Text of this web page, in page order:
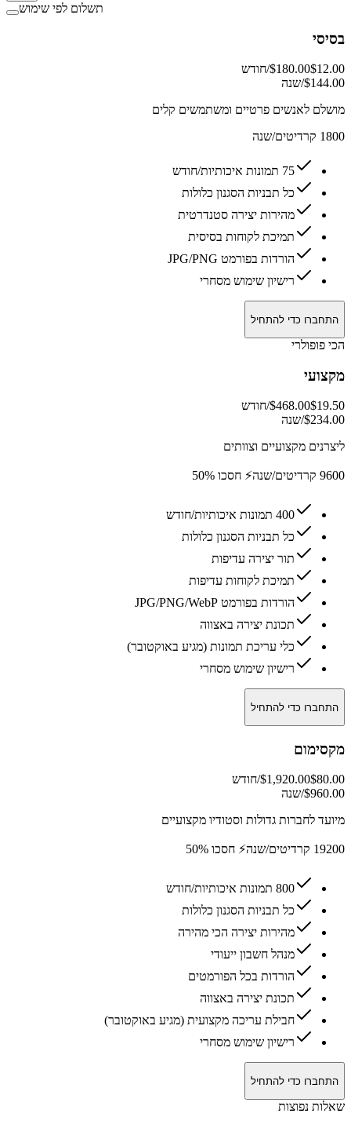
תשלום לפי שימוש
בסיסי
$180.00$12.00
/חודש
$144.00/שנה
מושלם לאנשים פרטיים ומשתמשים קלים
1800 קרדיטים/שנה
75 תמונות איכותיות/חודש
כל תבניות הסגנון כלולות
מהירות יצירה סטנדרטית
תמיכת לקוחות בסיסית
הורדות בפורמט JPG/PNG
רישיון שימוש מסחרי
התחברו כדי להתחיל
הכי פופולרי
מקצועי
$468.00$19.50
/חודש
$234.00/שנה
ליצרנים מקצועיים וצוותים
9600 קרדיטים/שנה ⚡ חסכו 50%
400 תמונות איכותיות/חודש
כל תבניות הסגנון כלולות
תור יצירה עדיפות
תמיכת לקוחות עדיפות
הורדות בפורמט JPG/PNG/WebP
תכונת יצירה באצווה
כלי עריכת תמונות (מגיע באוקטובר)
רישיון שימוש מסחרי
התחברו כדי להתחיל
מקסימום
$1,920.00$80.00
/חודש
$960.00/שנה
מיועד לחברות גדולות וסטודיו מקצועיים
19200 קרדיטים/שנה ⚡ חסכו 50%
800 תמונות איכותיות/חודש
כל תבניות הסגנון כלולות
מהירות יצירה הכי מהירה
מנהל חשבון ייעודי
הורדות בכל הפורמטים
תכונת יצירה באצווה
חבילת עריכה מקצועית (מגיע באוקטובר)
רישיון שימוש מסחרי
התחברו כדי להתחיל
שאלות נפוצות